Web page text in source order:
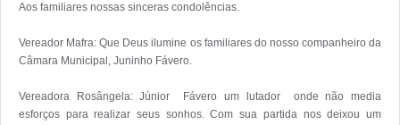
Aos familiares nossas sinceras condolências.
Vereador Mafra: Que Deus ilumine os familiares do nosso companheiro da
Câmara Municipal, Juninho Fávero.
Vereadora Rosângela: Júnior  Fávero um lutador  onde não media
esforços para realizar seus sonhos. Com sua partida nos deixou um